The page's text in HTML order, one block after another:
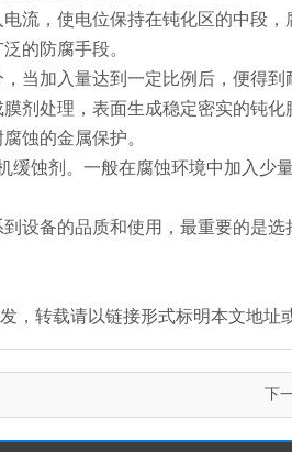
流，使电位保持在钝化区的中段，
的防腐手段。
当加入量达到一定比例后，便得到
剂处理，表面生成稳定密实的钝化
蚀的金属保护。
缓蚀剂。一般在腐蚀环境中加入少
设备的品质和使用，最重要的是
发，转载请以链接形式标明本文地址
下